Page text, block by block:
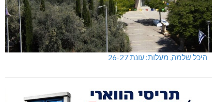
מכבי מעלות: 13 מדליות באליפות ישראל